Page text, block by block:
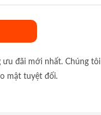
đãi mới nhất. Chúng tôi
mật tuyệt đối.